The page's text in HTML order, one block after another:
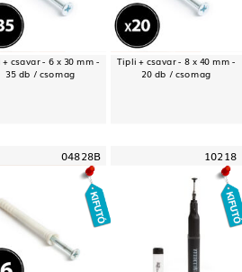
csavar - 6 x 30 mm -
35 db / csomag
Tipli + csavar - 8 x 40 mm -
20 db / csomag
04828B 10218